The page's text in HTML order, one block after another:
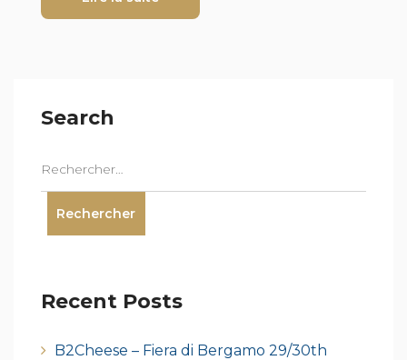
Search
Recent Posts
B2Cheese – Fiera di Bergamo 29/30th